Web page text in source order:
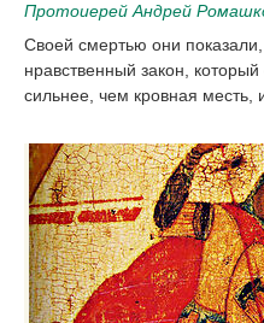
Протоиерей Андрей
Своей смертью они
нравственный закон,
сильнее, чем кровная